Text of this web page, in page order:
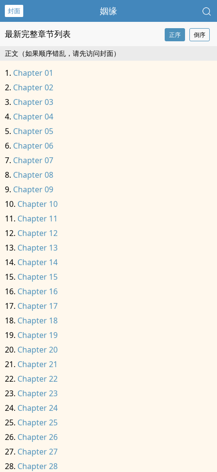
封面 姻缘
最新完整章节列表 正序 倒序
正文（如果顺序错乱，请先访问封面）
Chapter 01
Chapter 02
Chapter 03
Chapter 04
Chapter 05
Chapter 06
Chapter 07
Chapter 08
Chapter 09
Chapter 10
Chapter 11
Chapter 12
Chapter 13
Chapter 14
Chapter 15
Chapter 16
Chapter 17
Chapter 18
Chapter 19
Chapter 20
Chapter 21
Chapter 22
Chapter 23
Chapter 24
Chapter 25
Chapter 26
Chapter 27
Chapter 28